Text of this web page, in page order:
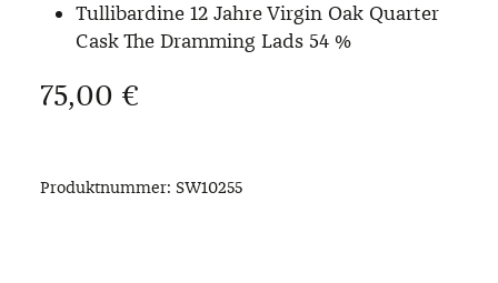
Tullibardine 12 Jahre Virgin Oak Quarter
Cask The Dramming Lads 54 %
Regulärer Preis:
75,00 €
Produktnummer: SW10255